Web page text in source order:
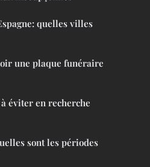
quelles villes
une plaque funéraire
éviter en recherche
sont les périodes